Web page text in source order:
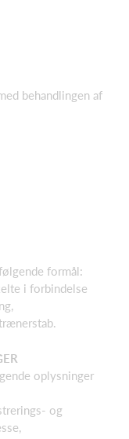
behandlingen af
formål:
i forbindelse
oplysninger
og